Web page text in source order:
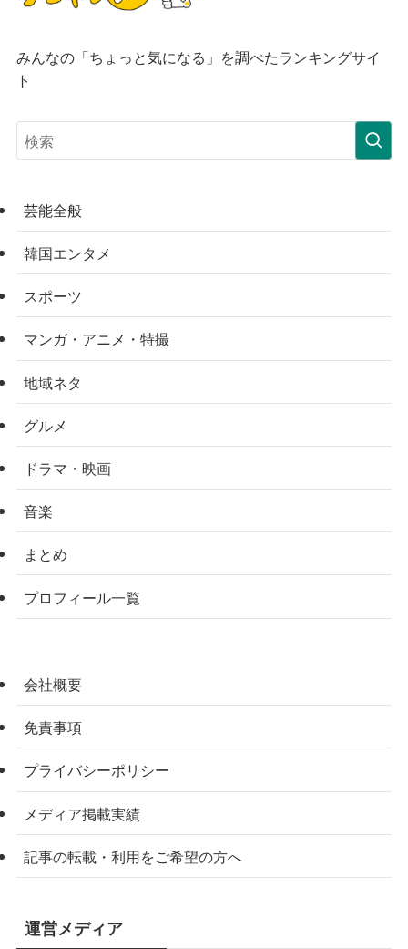
みんなの「ちょっと気になる」を調べたランキングサイ
ト
芸能全般
韓国エンタメ
スポーツ
マンガ・アニメ・特撮
地域ネタ
グルメ
ドラマ・映画
音楽
まとめ
プロフィール一覧
会社概要
免責事項
プライバシーポリシー
メディア掲載実績
記事の転載・利用をご希望の方へ
運営メディア